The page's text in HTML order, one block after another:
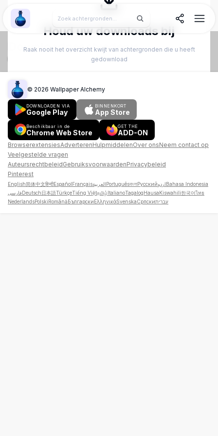
Wallpaper Alchemy
Downloadgeschiedenis
Houd uw gedownloade achtergronden bij en beheer ze
Houd uw downloads bij
Raak nooit het overzicht kwijt van achtergronden die u heeft
gedownload
Inloggen
© 2026 Wallpaper Alchemy
DOWNLOADEN VIA
Google Play
BINNENKORT
App Store
Beschikbaar in de
Chrome Web Store
GET THE
ADD-ON
BrowserextensiesAdverterenHulpmiddelenOver onsNeem contact op
Veelgestelde vragen
AuteursrechtbeleidGebruiksvoorwaardenPrivacybeleid
Pinterest
English简体中文हिन्दीEspañolFrançaisالعربيةPortuguêsবাংলাРусскийاردوBahasa Indonesia
فارسیDeutsch日本語TürkçeTiếng Việtதமிழ்ItalianoTagalogHausaKiswahili한국어ไทย
NederlandsPolskiRomânăБългарскиΕλληνικάSvenskaСрпскиעברית